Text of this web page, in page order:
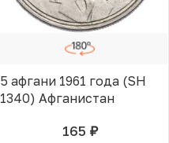
5 афгани 1961 года (SH
1340) Афганистан
165 руб.В КОРЗИНЕ